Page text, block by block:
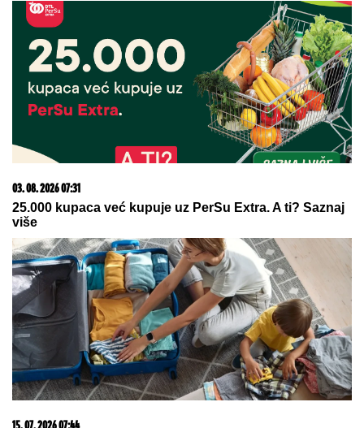
Dino Merlin je odbio folkerku kad ga
je pitala da snime duet: "Što me nisi
zvala kad si ubola najveći hit?!"
DA LI JE OVO KRAJ
VIŠEDECENIJSKOG SUKOBA?
Erdogan povukao potez koji menja
Tursku
SELO SA 10 STANOVNIKA POSTAJE CENTAR
SVETA:Ovde će se dogoditi nebeski spektakl koji se
čeka više od 100 godina